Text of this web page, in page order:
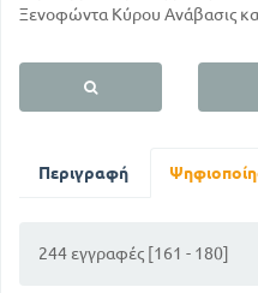
Ξενοφώντα Κύρου Ανάβασις
Περιγραφή
244 εγγραφές [161 - 180]